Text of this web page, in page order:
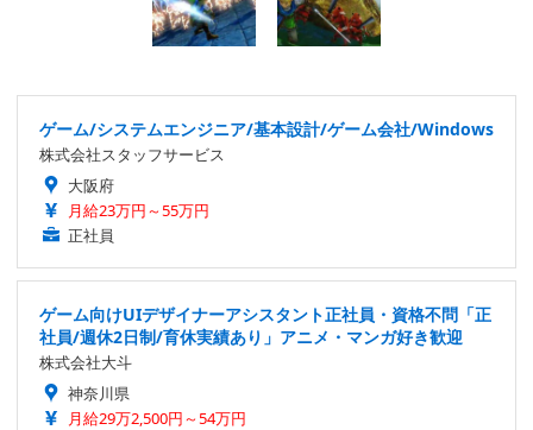
ゲーム/システムエンジニア/基本設計/ゲーム会社/Windows
株式会社スタッフサービス
大阪府
月給23万円～55万円
正社員
ゲーム向けUIデザイナーアシスタント正社員・資格不問「正
社員/週休2日制/育休実績あり」アニメ・マンガ好き歓迎
株式会社大斗
神奈川県
月給29万2,500円～54万円